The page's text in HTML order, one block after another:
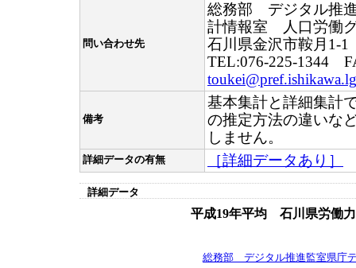
問い合わせ先
総務部 デジタル推
計情報室 人口労働
石川県金沢市鞍月1-1
TEL:076-225-1344
備考
基本集計と詳細集計
の推定方法の違いな
しません。
詳細データの有無 ［詳細データあり］
詳細データ
平成19年平均 石川県労働
総務部 デジタル推進監室県庁